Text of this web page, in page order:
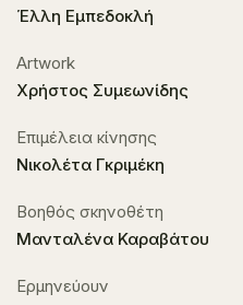
Έλλη Εμπεδοκλή
Artwork
Χρήστος Συμεωνίδης
Επιμέλεια κίνησης
Νικολέτα Γκριμέκη
Βοηθός σκηνοθέτη
Μανταλένα Καραβάτου
Ερμηνεύουν